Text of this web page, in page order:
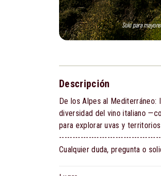
Descripción
De los Alpes al Mediterráneo:
diversidad del vino italiano
para explorar uvas y
Cualquier duda, pregunta o